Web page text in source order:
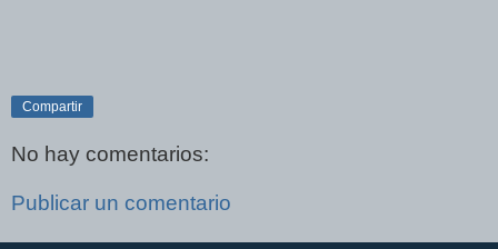
Compartir
No hay comentarios:
Publicar un comentario